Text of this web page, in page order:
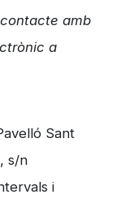
amb
a
Sant
s/n
i